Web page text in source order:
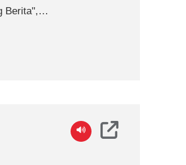
Berita",